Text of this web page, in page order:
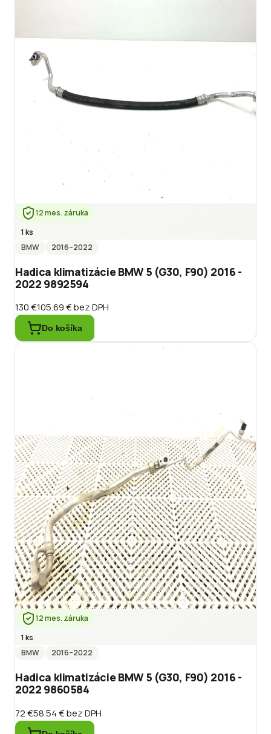
12 mes. záruka
1 ks
BMW
2016–2022
Hadica klimatizácie BMW 5 (G30, F90) 2016 -
2022 9892594
130 €105.69 €bez DPH
Do košíka
12 mes. záruka
1 ks
BMW
2016–2022
Hadica klimatizácie BMW 5 (G30, F90) 2016 -
2022 9860584
72 €58.54 €bez DPH